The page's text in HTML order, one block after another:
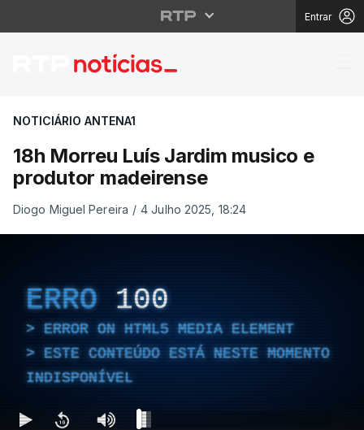
Entrar
18h Morreu Luís
NOTICIÁRIO ANTENA1
18h Morreu Luís Jardim musico e
produtor madeirense
Diogo Miguel Pereira / 4 Julho 2025, 18:24
ERRO 100
ERROR ON HTML5 MEDIA ELEMENT
ESTE CONTEÚDO ESTÁ NESTE MOMENTO
INDISPONÍVEL